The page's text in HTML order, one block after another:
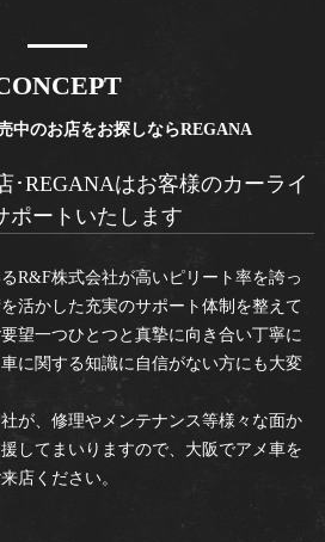
中のお店をお探しならREGANA
･REGANAはお客様のカーライ
ポートいたします
R&F株式会社が高いピリート率を誇っ
活かした充実のサポート体制を整えて
望一つひとつと真摯に向き合い丁寧に
に関する知識に自信がない方にも大変
が、修理やメンテナンス等様々な面か
してまいりますので、大阪でアメ車を
店ください。